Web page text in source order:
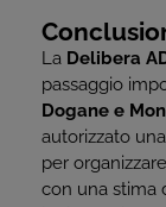
La Delibera
passaggio
Dogane e
autorizzato
per
con una stima